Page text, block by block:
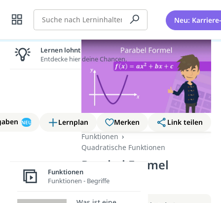
Suche Neu:
NEU Lernplan Merken
Link teilen
Funktionen
Quadratische Funktionen
Parabel Formel
(Video)
Lernen lohnt sich!
Entdecke hier deine Chancen.
Funktionen
Funktionen - Begriffe